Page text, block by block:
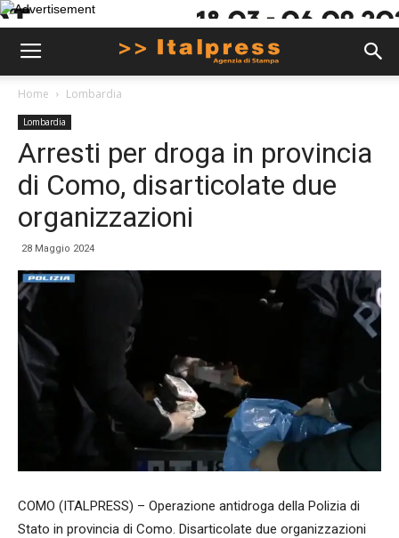
Home Lombardia
Lombardia
Arresti per droga in provincia
di Como, disarticolate due
organizzazioni
28 Maggio 2024
COMO (ITALPRESS) – Operazione antidroga della Polizia di
Stato in provincia di Como. Disarticolate due organizzazioni